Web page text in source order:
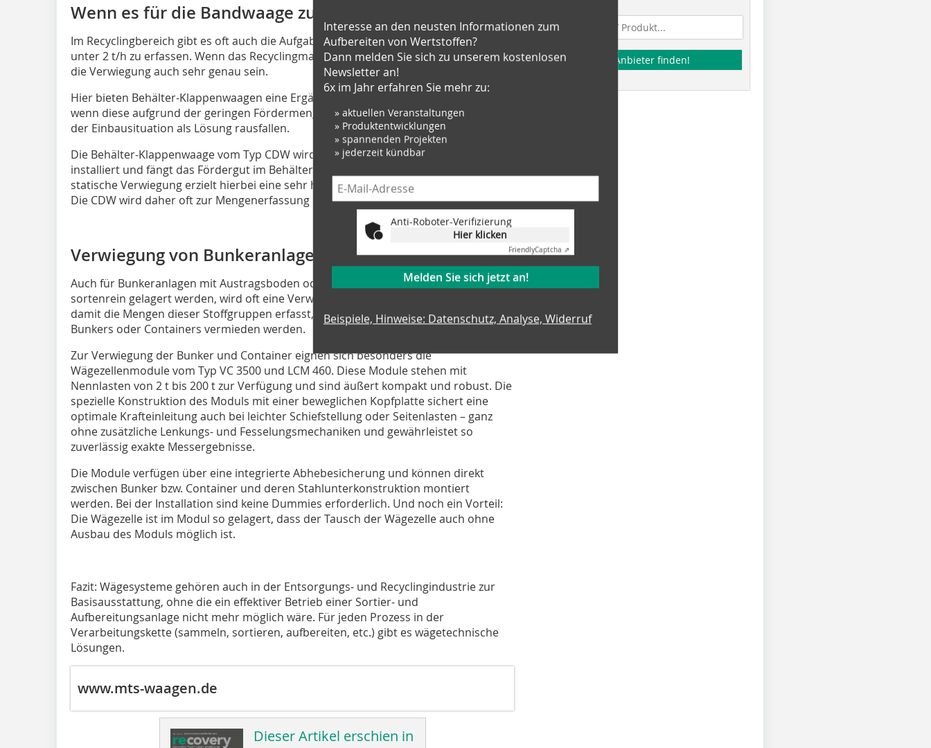
Wenn es für die Bandwaage zu wenig ist
Im Recyclingbereich gibt es oft auch die Aufgabe, Stoffströme auf Förderern von
unter 2 t/h zu erfassen. Wenn das Recyclingmaterial dann noch sehr wertvoll ist, soll
die Verwiegung auch sehr genau sein.
Hier bieten Behälter-Klappenwaagen eine Ergänzung zu klassischen Bandwaagen,
wenn diese aufgrund der geringen Fördermengen, der Schüttgut-Eigenschaften oder
der Einbausituation als Lösung rausfallen.
Die Behälter-Klappenwaage vom Typ CDW wird am Abwurfpunkt eines Förderbandes
installiert und fängt das Fördergut im Behälter auf, wo es verwogen wird. Diese
statische Verwiegung erzielt hierbei eine sehr hohe Messgenauigkeit von < +/- 1 %.
Die CDW wird daher oft zur Mengenerfassung im Wertstoffbereich eingesetzt.
Verwiegung von Bunkeranlagen und Containern
Auch für Bunkeranlagen mit Austragsboden oder für Container, in denen Abfälle
sortenrein gelagert werden, wird oft eine Verwiegung gewünscht. Einerseits sollen
damit die Mengen dieser Stoffgruppen erfasst, anderseits auch die Überfüllung des
Bunkers oder Containers vermieden werden.
Zur Verwiegung der Bunker und Container eignen sich besonders die
Wägezellenmodule vom Typ VC 3500 und LCM 460. Diese Module stehen mit
Nennlasten von 2 t bis 200 t zur Verfügung und sind äußert kompakt und robust. Die
spezielle Konstruktion des Moduls mit einer beweglichen Kopfplatte sichert eine
optimale Krafteinleitung auch bei leichter Schiefstellung oder Seitenlasten – ganz
ohne zusätzliche Lenkungs- und Fesselungsmechaniken und gewährleistet so
zuverlässig exakte Messergebnisse.
Die Module verfügen über eine integrierte Abhebesicherung und können direkt
zwischen Bunker bzw. Container und deren Stahlunterkonstruktion montiert
werden. Bei der Installation sind keine Dummies erforderlich. Und noch ein Vorteil:
Die Wägezelle ist im Modul so gelagert, dass der Tausch der Wägezelle auch ohne
Ausbau des Moduls möglich ist.
Fazit: Wägesysteme gehören auch in der Entsorgungs- und Recyclingindustrie zur
Basisausstattung, ohne die ein effektiver Betrieb einer Sortier- und
Aufbereitungsanlage nicht mehr möglich wäre. Für jeden Prozess in der
Verarbeitungskette (sammeln, sortieren, aufbereiten, etc.) gibt es wägetechnische
Lösungen.
www.mts-waagen.de
Dieser Artikel erschien in
Interesse an den neusten Informationen zum
Aufbereiten von Wertstoffen?
Dann melden Sie sich zu unserem kostenlosen
Newsletter an!
6x im Jahr erfahren Sie mehr zu:
» aktuellen Veranstaltungen
» Produktentwicklungen
» spannenden Projekten
» jederzeit kündbar
Anti-Roboter-Verifizierung
Hier klicken
FriendlyCaptcha ⇗
Melden Sie sich jetzt an!
Beispiele, Hinweise: Datenschutz, Analyse, Widerruf
Anbieter finden!